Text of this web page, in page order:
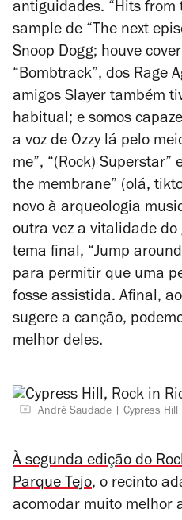
antiguidades. “Hits from
sample de “The next
Snoop Dogg; houve cover
“Bombtrack”, dos Rage
amigos Slayer também
habitual; e somos
a voz de Ozzy lá pelo
me”, “(Rock)
the membrane” (olá,
novo à arqueologia
outra vez a vitalidade
tema final, “Jump
para permitir que uma
fosse assistida. Afinal,
sugere a canção,
melhor deles.
André Saudade Cypress Hill
À segunda edição do
Parque Tejo, o recinto
acomodar muito melhor